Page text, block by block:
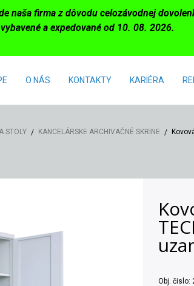
naša firma z dôvodu celozávodnej
a expedované od 10. 08. 2026.
O NÁS KONTAKTY KARIÉRA
STOLY KANCELÁRSKE ARCHIVAČNÉ SKRINE
Obj. čislo: